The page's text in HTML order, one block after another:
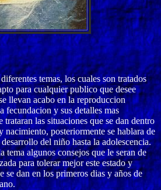
temas, los cuales son tratados
para cualquier publico que desee
llevan acabo en la reproduccion
fecundacion y sus detalles mas
las situaciones que se dan dentro
nacimiento, posteriormente se hablara de
del niño hasta la adolescencia.
tema algunos consejos que le seran de
para tolerar mejor este estado y
se dan en los primeros dias y años de